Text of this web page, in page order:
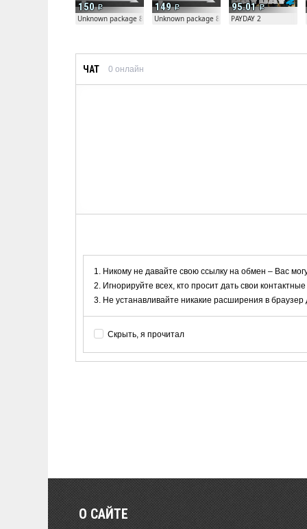
150
Unknown package 81804
149
Unknown package 81804
95.01
PAYDAY 2
ЧАТ 0 онлайн
Никому не давайте свою ссылку на обмен – Вас
Игнорируйте всех, кто просит дать свои
Не устанавливайте никакие расширения в
Скрыть, я прочитал
О САЙТЕ